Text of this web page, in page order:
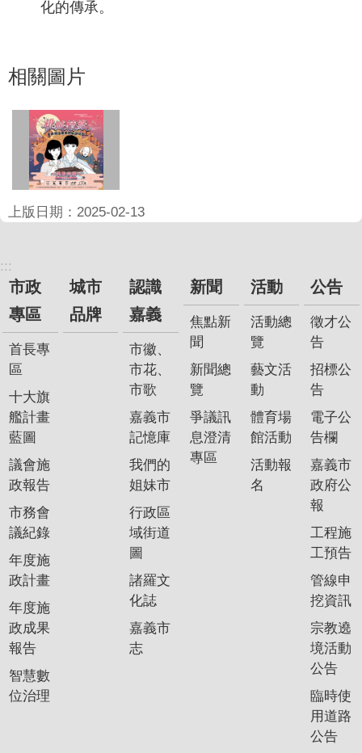
化的傳承。
相關圖片
上版日期：2025-02-13
:::
市政
專區
首長專
區
十大旗
艦計畫
藍圖
議會施
政報告
市務會
議紀錄
年度施
政計畫
年度施
政成果
報告
智慧數
位治理
城市
品牌
認識
嘉義
市徽、
市花、
市歌
嘉義市
記憶庫
我們的
姐妹市
行政區
域街道
圖
諸羅文
化誌
嘉義市
志
新聞
焦點新
聞
新聞總
覽
爭議訊
息澄清
專區
活動
活動總
覽
藝文活
動
體育場
館活動
活動報
名
公告
徵才公
告
招標公
告
電子公
告欄
嘉義市
政府公
報
工程施
工預告
管線申
挖資訊
宗教遶
境活動
公告
臨時使
用道路
公告